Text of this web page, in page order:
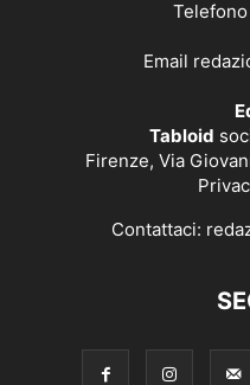
Telefono
Email
Tabloid
Firenze, Via
Contattaci: